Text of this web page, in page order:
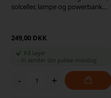
solceller, lampe og powerbank
249,00 DKK
På lager
-Vi sender din pakke mandag
- +